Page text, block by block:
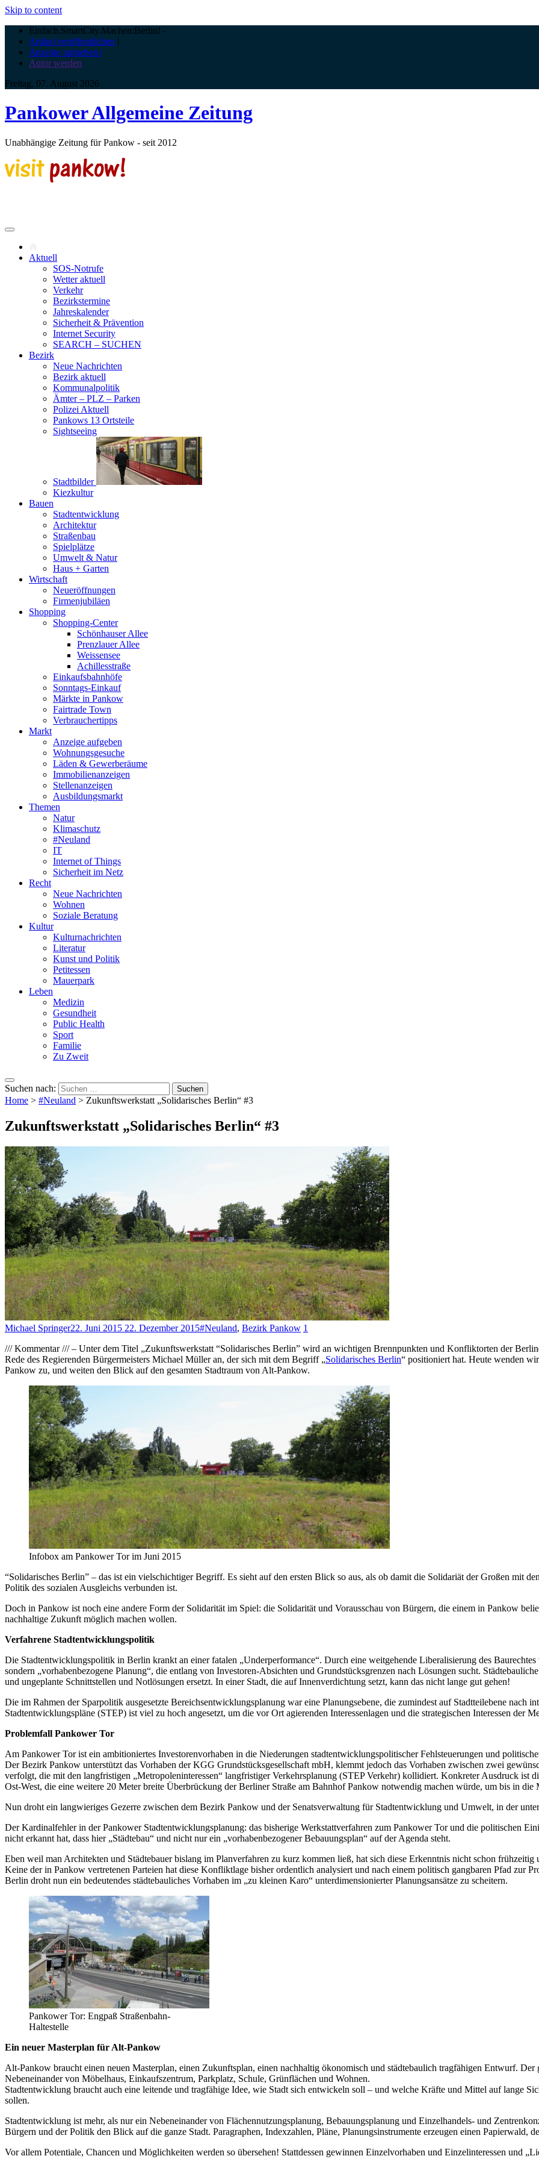
Skip to content
Einfach.SmartCity.Machen:Berlin! -
Artikel veröffentlichen |
Anzeige aufgeben |
Autor werden
Freitag, 07. August 2026
Pankower Allgemeine Zeitung
Unabhängige Zeitung für Pankow - seit 2012
Aktuell
SOS-Notrufe
Wetter aktuell
Verkehr
Bezirkstermine
Jahreskalender
Sicherheit & Prävention
Internet Security
SEARCH – SUCHEN
Bezirk
Neue Nachrichten
Bezirk aktuell
Kommunalpolitik
Ämter – PLZ – Parken
Polizei Aktuell
Pankows 13 Ortsteile
Sightseeing
Stadtbilder
Kiezkultur
Bauen
Stadtentwicklung
Architektur
Straßenbau
Spielplätze
Umwelt & Natur
Haus + Garten
Wirtschaft
Neueröffnungen
Firmenjubiläen
Shopping
Shopping-Center
Schönhauser Allee
Prenzlauer Allee
Weissensee
Achillesstraße
Einkaufsbahnhöfe
Sonntags-Einkauf
Märkte in Pankow
Fairtrade Town
Verbrauchertipps
Markt
Anzeige aufgeben
Wohnungsgesuche
Läden & Gewerberäume
Immobilienanzeigen
Stellenanzeigen
Ausbildungsmarkt
Themen
Natur
Klimaschutz
#Neuland
IT
Internet of Things
Sicherheit im Netz
Recht
Neue Nachrichten
Wohnen
Soziale Beratung
Kultur
Kulturnachrichten
Literatur
Kunst und Politik
Petitessen
Mauerpark
Leben
Medizin
Gesundheit
Public Health
Sport
Familie
Zu Zweit
Suchen nach:
Home > #Neuland > Zukunftswerkstatt „Solidarisches Berlin“ #3
Zukunftswerkstatt „Solidarisches Berlin“ #3
Michael Springer22. Juni 2015 22. Dezember 2015#Neuland, Bezirk Pankow 1
/// Kommentar /// – Unter dem Titel „Zukunftswerkstatt “Solidarisches Berlin” wird an wichtigen Brennpunkten und Konfliktorten der
Rede des Regierenden Bürgermeisters Michael Müller an, der sich mit dem Begriff „Solidarisches Berlin“ positioniert hat. Heute wenden
Pankow zu, und weiten den Blick auf den gesamten Stadtraum von Alt-Pankow.
Infobox am Pankower Tor im Juni 2015
“Solidarisches Berlin” – das ist ein vielschichtiger Begriff. Es sieht auf den ersten Blick so aus, als ob damit die Solidariät der Großen mit
Politik des sozialen Ausgleichs verbunden ist.
Doch in Pankow ist noch eine andere Form der Solidarität im Spiel: die Solidarität und Vorausschau von Bürgern, die einem in Pankow
nachhaltige Zukunft möglich machen wollen.
Verfahrene Stadtentwicklungspolitik
Die Stadtentwicklungspolitik in Berlin krankt an einer fatalen „Underperformance“. Durch eine weitgehende Liberalisierung des
sondern „vorhabenbezogene Planung“, die entlang von Investoren-Absichten und Grundstücksgrenzen nach Lösungen sucht.
und ungeplante Schnittstellen und Notlösungen ersetzt. In einer Stadt, die auf Innenverdichtung setzt, kann das nicht lange gut gehen!
Die im Rahmen der Sparpolitik ausgesetzte Bereichsentwicklungsplanung war eine Planungsebene, die zumindest auf Stadtteilebene nach
Stadtentwicklungspläne (STEP) ist viel zu hoch angesetzt, um die vor Ort agierenden Interessenlagen und die strategischen Interessen der
Problemfall Pankower Tor
Am Pankower Tor ist ein ambitioniertes Investorenvorhaben in die Niederungen stadtentwicklungspolitischer Fehlsteuerungen und
Der Bezirk Pankow unterstützt das Vorhaben der KGG Grundstücksgesellschaft mbH, klemmt jedoch das Vorhaben zwischen zwei
verfolgt, die mit den langfristigen „Metropoleninteressen“ langfristiger Verkehrsplanung (STEP Verkehr) kollidiert. Konkreter Ausdruck ist
Ost-West, die eine weitere 20 Meter breite Überbrückung der Berliner Straße am Bahnhof Pankow notwendig machen würde, um bis in die
Nun droht ein langwieriges Gezerre zwischen dem Bezirk Pankow und der Senatsverwaltung für Stadtentwicklung und Umwelt, in der
Der Kardinalfehler in der Pankower Stadtentwicklungsplanung: das bisherige Werkstattverfahren zum Pankower Tor und die politischen
nicht erkannt hat, dass hier „Städtebau“ und nicht nur ein „vorhabenbezogener Bebauungsplan“ auf der Agenda steht.
Eben weil man Architekten und Städtebauer bislang im Planverfahren zu kurz kommen ließ, hat sich diese Erkenntnis nicht schon frühzeitig
Keine der in Pankow vertretenen Parteien hat diese Konfliktlage bisher ordentlich analysiert und nach einem politisch gangbaren Pfad zur
Berlin droht nun ein bedeutendes städtebauliches Vorhaben im „zu kleinen Karo“ unterdimensionierter Planungsansätze zu scheitern.
Pankower Tor: Engpaß Straßenbahn-
Haltestelle
Ein neuer Masterplan für Alt-Pankow
Alt-Pankow braucht einen neuen Masterplan, einen Zukunftsplan, einen nachhaltig ökonomisch und städtebaulich tragfähigen Entwurf.
Nebeneinander von Möbelhaus, Einkaufszentrum, Parkplatz, Schule, Grünflächen und Wohnen.
Stadtentwicklung braucht auch eine leitende und tragfähige Idee, wie Stadt sich entwickeln soll – und welche Kräfte und Mittel auf lange
sollen.
Stadtentwicklung ist mehr, als nur ein Nebeneinander von Flächennutzungsplanung, Bebauungsplanung und Einzelhandels- und
Bürgern und der Politik den Blick auf die ganze Stadt. Paragraphen, Indexzahlen, Pläne, Planungsinstrumente erzeugen einen Papierwald,
Vor allem Potentiale, Chancen und Möglichkeiten werden so übersehen! Stattdessen gewinnen Einzelvorhaben und Einzelinteressen und